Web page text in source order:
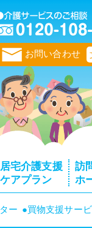
ページ
お問い合わせ
居宅介護支援
ケアプラン
訪
ホ
ー ●買物支援サー